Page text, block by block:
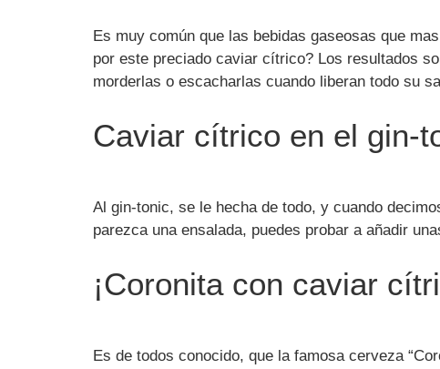
Es muy común que las bebidas gaseosas que
por este preciado caviar cítrico? Los resultados
morderlas o escacharlas cuando liberan todo su
Caviar cítrico en el gin-
Al gin-tonic, se le hecha de todo, y cuando
parezca una ensalada, puedes probar a añadir
¡Coronita con caviar
Es de todos conocido, que la famosa cerveza